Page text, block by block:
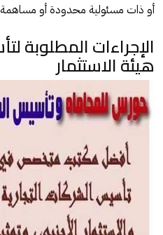
أو ذات مسئولية محدودة أو
الإجراءات
هيئة الاستثمار